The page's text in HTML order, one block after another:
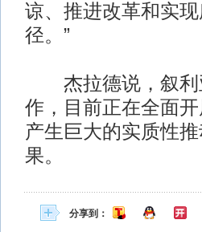
谅、推进改革和实
径。”
杰拉德说，叙利
作，目前正在全面
产生巨大的实质性
果。
分享到：